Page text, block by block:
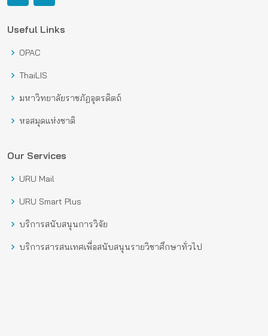
Useful Links
OPAC
ThaiLIS
มหาวิทยาลัยราชภัฏอุตรดิตถ์
หอสมุดแห่งชาติ
Our Services
URU Mail
URU Smart Plus
บริการสนับสนุนการวิจัย
บริการสารสนเทศเพื่อสนับสนุนรายวิชาศึกษาทั่วไป